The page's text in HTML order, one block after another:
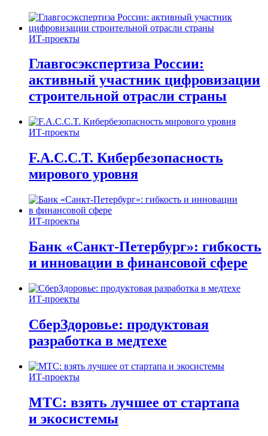
ИТ-проекты
Главгосэкспертиза России:
активный участник цифровизации
строительной отрасли страны
ИТ-проекты
F.A.C.C.T. Кибербезопасность
мирового уровня
ИТ-проекты
Банк «Санкт-Петербург»: гибкость
и инновации в финансовой сфере
ИТ-проекты
СберЗдоровье: продуктовая
разработка в медтехе
ИТ-проекты
МТС: взять лучшее от стартапа
и экосистемы